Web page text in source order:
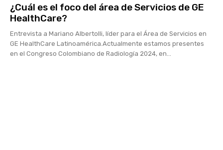
¿Cuál es el foco del área de Servicios de GE
HealthCare?
Entrevista a Mariano Albertolli, líder para el Área de Servicios en
GE HealthCare Latinoamérica.Actualmente estamos presentes
en el Congreso Colombiano de Radiología 2024, en...